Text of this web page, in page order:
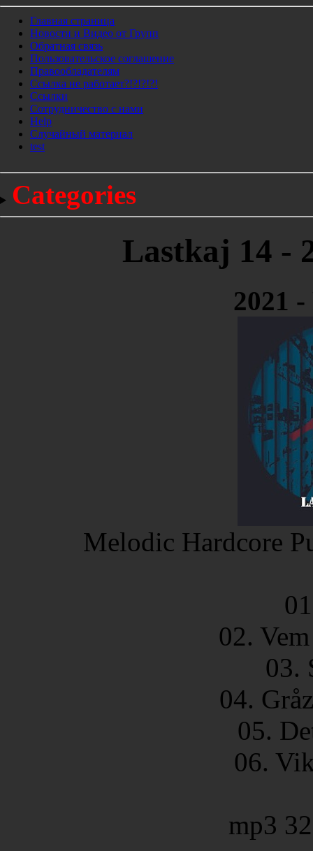
Главная страница
Новости и Видео от Групп
Обратная связь
Пользовательское соглашение
Правообладателям
Ссылка не работает?!?!?!?!
Ссылки
Сотрудничество с нами
Help
Cлучайный материал
test
Categories
Lastkaj 14 -
2021
Melodic Hardcore
02.
03.
04.
05.
06.
mp3